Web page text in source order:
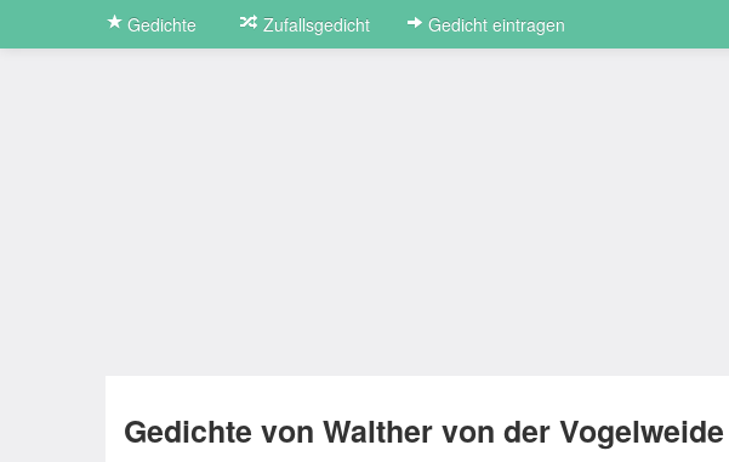
Gedichte Zufallsgedicht Gedicht eintragen
Gedichte von Walther von der Vogelweide